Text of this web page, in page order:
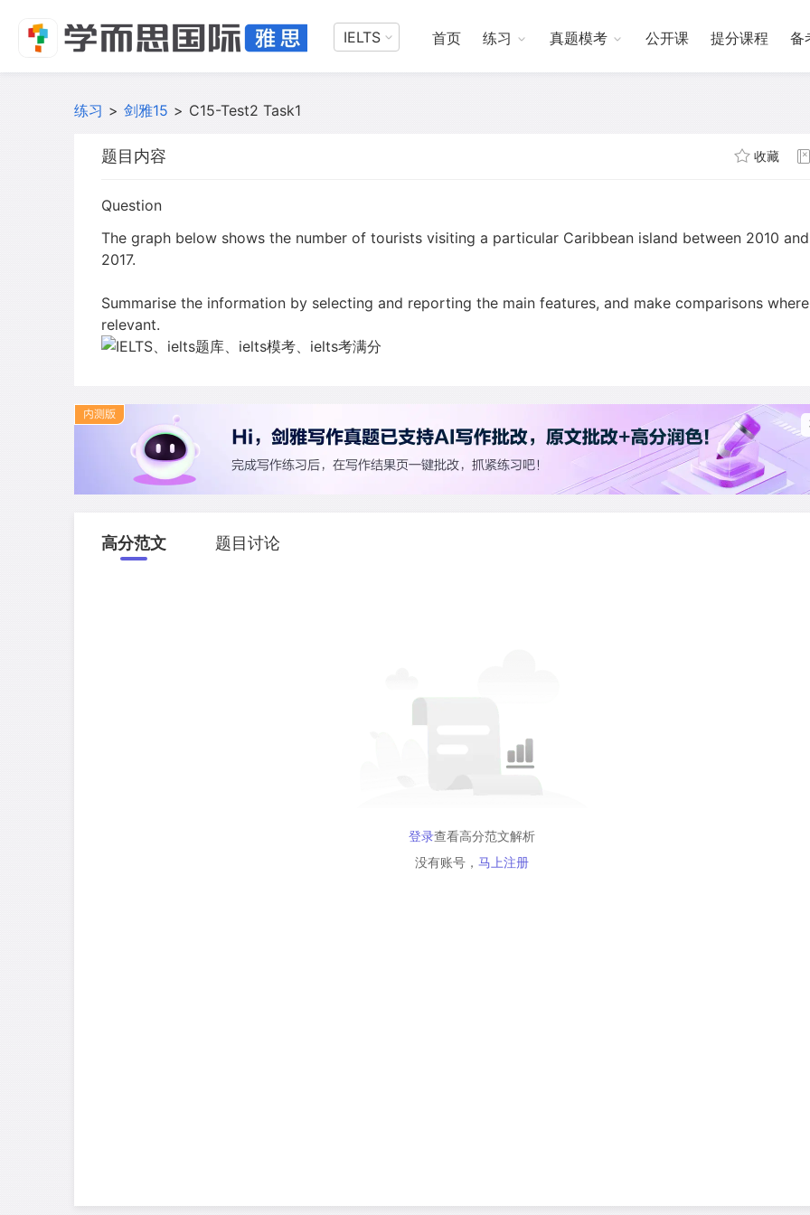
IELTS 首页 练习 真题模考 公开课 提分课程 备
练习 > 剑雅15 > C15-Test2 Task1
题目内容 收藏
Question
The graph below shows the number of tourists visiting a particular Caribbean island between 2010 and
2017.
Summarise the information by selecting and reporting the main features, and make comparisons where
relevant.
高分范文 题目讨论
登录查看高分范文解析
没有账号， 马上注册